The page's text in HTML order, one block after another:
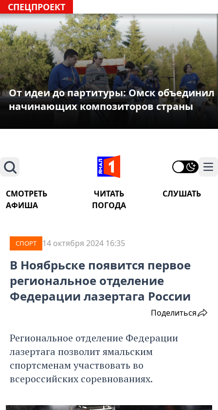
СПЕЦПРОЕКТ
От идеи до партитуры: Омск объединил
начинающих композиторов страны
Поиск
СМОТРЕТЬ ЧИТАТЬ
СЛУШАТЬ
АФИША
ПОГОДА
СПОРТ 14 октября 2024 16:35
В Ноябрьске появится первое
региональное отделение
Федерации лазертага России
Поделиться
Региональное отделение Федерации
лазертага позволит ямальским
спортсменам участвовать во
всероссийских соревнованиях.